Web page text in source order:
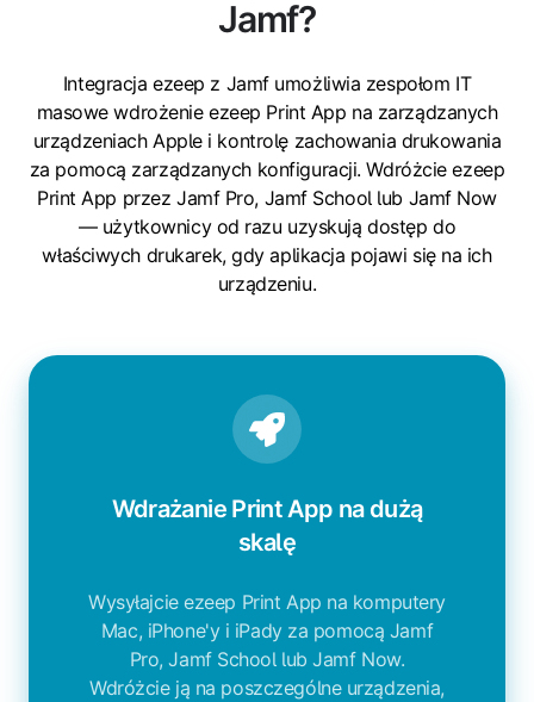
Jamf?
Integracja ezeep z Jamf umożliwia zespołom IT
masowe wdrożenie ezeep Print App na zarządzanych
urządzeniach Apple i kontrolę zachowania drukowania
za pomocą zarządzanych konfiguracji. Wdróżcie ezeep
Print App przez Jamf Pro, Jamf School lub Jamf Now
— użytkownicy od razu uzyskują dostęp do
właściwych drukarek, gdy aplikacja pojawi się na ich
urządzeniu.
Wdrażanie Print App na dużą
skalę
Wysyłajcie ezeep Print App na komputery
Mac, iPhone'y i iPady za pomocą Jamf
Pro, Jamf School lub Jamf Now.
Wdróżcie ją na poszczególne urządzenia,